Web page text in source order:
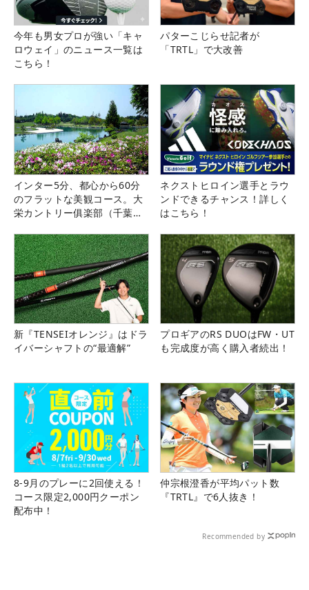
今年も男女プロが強い「キャ
ロウェイ」のニュース一覧は
こちら！
パターこじらせ記者が
「TRTL」で大改善
インター5分、都心から60分
のフラットな美観コース。大
栄カントリー俱楽部（千葉
ネクストヒロイン選手とラウ
ンドできるチャンス！詳しく
はこちら！
新『TENSEIオレンジ』はドラ
イバーシャフトの“最適解”
プロギアのRS DUOはFW・UT
も完成度が高く購入者続出！
8-9月のプレーに2回使える！
コース限定2,000円クーポン
配布中！
仲宗根澄香が平均パット数
『TRTL』で6人抜き！
Recommended by